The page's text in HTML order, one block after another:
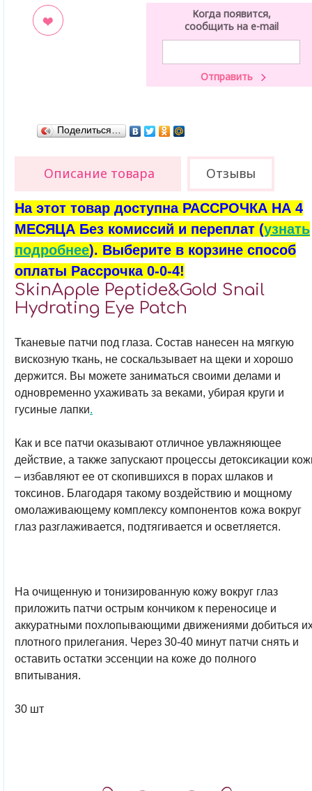
Когда появится,
сообщить на e-mail
Поделиться…
Описание товара Отзывы
На этот товар доступна РАССРОЧКА НА 4
МЕСЯЦА Без комиссий и переплат (узнать
подробнее). Выберите в корзине способ
оплаты Рассрочка 0-0-4!
SkinApple Peptide&Gold Snail
Hydrating Eye Patch
Тканевые патчи под глаза. Состав нанесен на мягкую
вискозную ткань, не соскальзывает на щеки и хорошо
держится. Вы можете заниматься своими делами и
одновременно ухаживать за веками, убирая круги и
гусиные лапки.
Как и все патчи оказывают отличное увлажняющее
действие, а также запускают процессы детоксикации
– избавляют ее от скопившихся в порах шлаков и
токсинов. Благодаря такому воздействию и мощному
омолаживающему комплексу компонентов кожа вокруг
глаз разглаживается, подтягивается и осветляется.
На очищенную и тонизированную кожу вокруг глаз
приложить патчи острым кончиком к переносице и
аккуратными похлопывающими движениями добиться
плотного прилегания. Через 30-40 минут патчи снять и
оставить остатки эссенции на коже до полного
впитывания.
30 шт